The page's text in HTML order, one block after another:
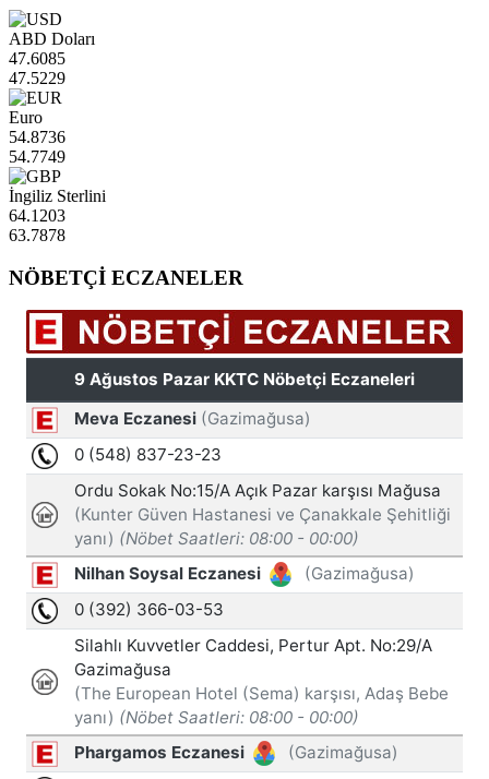
ABD Doları
47.6085
47.5229
Euro
54.8736
54.7749
İngiliz Sterlini
64.1203
63.7878
NÖBETÇİ ECZANELER